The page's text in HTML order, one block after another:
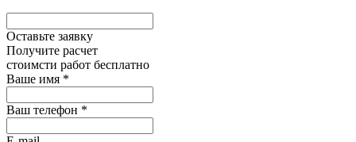
Оставьте заявку
Получите расчет
стоимcти работ бесплатно
Ваше имя *
Ваш телефон *